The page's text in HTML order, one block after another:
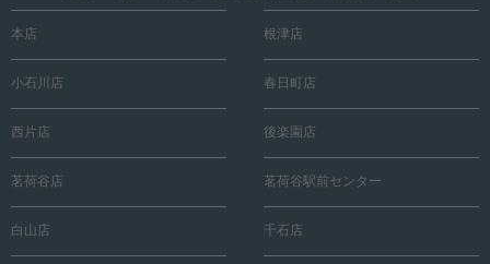
本店 根津店
小石川店 春日町店
西片店 後楽園店
茗荷谷店 茗荷谷駅前センター
白山店 千石店